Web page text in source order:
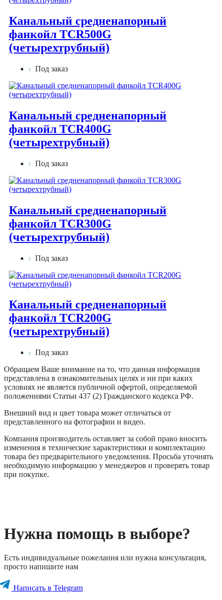
Канальный средненапорный
фанкойл TCR500G
(четырехтрубный)
Под заказ
Канальный средненапорный
фанкойл TCR400G
(четырехтрубный)
Под заказ
Канальный средненапорный
фанкойл TCR300G
(четырехтрубный)
Под заказ
Канальный средненапорный
фанкойл TCR200G
(четырехтрубный)
Под заказ
Обращаем Ваше внимание на то, что данная информация
представлена в ознакомительных целях и ни при каких
условиях не является публичной офертой, определяемой
положениями Статьи 437 (2) Гражданского кодекса РФ.
Внешний вид и цвет товара может отличаться от
представленного на фотографии и видео.
Компания производитель оставляет за собой право вносить
изменения в технические характеристики и комплектацию
товара без предварительного уведомления. Просьба уточнять
необходимую информацию у менеджеров и проверять товар
при покупке.
Нужна помощь в выборе?
Есть индивидуальные пожелания или нужна консультация,
просто напишите нам
Написать в Telegram